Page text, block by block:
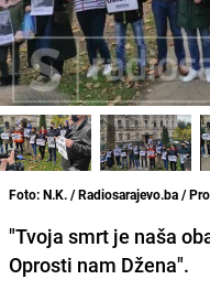
Foto: N.K. / Radiosarajevo.ba /
"Tvoja smrt je naša
Oprosti nam Džena".